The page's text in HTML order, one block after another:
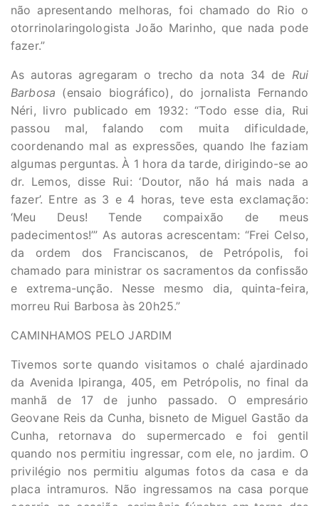
não apresentando melhoras, foi chamado do Rio o
otorrinolaringologista João Marinho, que nada pode
fazer.”
As autoras agregaram o trecho da nota 34 de Rui
Barbosa (ensaio biográfico), do jornalista Fernando
Néri, livro publicado em 1932: “Todo esse dia, Rui
passou mal, falando com muita dificuldade,
coordenando mal as expressões, quando lhe faziam
algumas perguntas. À 1 hora da tarde, dirigindo-se ao
dr. Lemos, disse Rui: ‘Doutor, não há mais nada a
fazer’. Entre as 3 e 4 horas, teve esta exclamação:
‘Meu Deus! Tende compaixão de meus
padecimentos!’” As autoras acrescentam: “Frei Celso,
da ordem dos Franciscanos, de Petrópolis, foi
chamado para ministrar os sacramentos da confissão
e extrema-unção. Nesse mesmo dia, quinta-feira,
morreu Rui Barbosa às 20h25.”
CAMINHAMOS PELO JARDIM
Tivemos sorte quando visitamos o chalé ajardinado
da Avenida Ipiranga, 405, em Petrópolis, no final da
manhã de 17 de junho passado. O empresário
Geovane Reis da Cunha, bisneto de Miguel Gastão da
Cunha, retornava do supermercado e foi gentil
quando nos permitiu ingressar, com ele, no jardim. O
privilégio nos permitiu algumas fotos da casa e da
placa intramuros. Não ingressamos na casa porque